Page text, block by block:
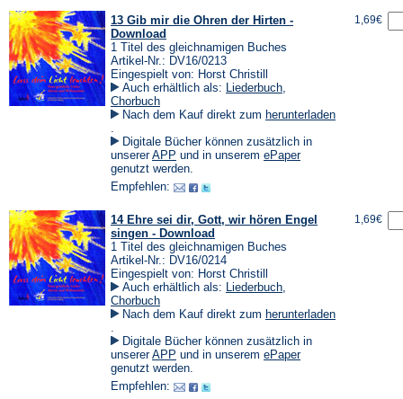
13 Gib mir die Ohren der Hirten -
Download
1 Titel des gleichnamigen Buches
Artikel-Nr.: DV16/0213
Eingespielt von: Horst Christill
Auch erhältlich als: Liederbuch,
Chorbuch
Nach dem Kauf direkt zum herunterladen
in
einem
neuen
Tab)
.
Digitale Bücher können zusätzlich in
unsererAPP (Öffnet
in
neuen
und in unserem ePaper(Öffnet
genutzt werden.
Empfehlen:
1,69€
14 Ehre sei dir, Gott, wir hören Engel
singen - Download
1 Titel des gleichnamigen Buches
Artikel-Nr.: DV16/0214
Eingespielt von: Horst Christill
Auch erhältlich als: Liederbuch,
Chorbuch
Nach dem Kauf direkt zum herunterladen
in
einem
neuen
Tab)
.
Digitale Bücher können zusätzlich in
unsererAPP (Öffnet
in
neuen
und in unserem ePaper(Öffnet
genutzt werden.
Empfehlen:
1,69€